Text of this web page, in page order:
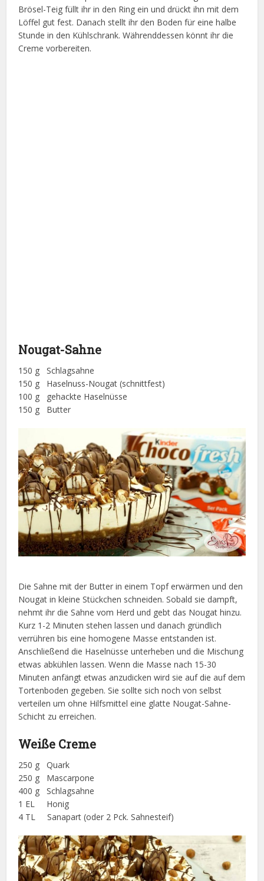
Brösel-Teig füllt ihr in den Ring ein und drückt ihn mit dem
Löffel gut fest. Danach stellt ihr den Boden für eine halbe
Stunde in den Kühlschrank. Währenddessen könnt ihr die
Creme vorbereiten.
Nougat-Sahne
150 g Schlagsahne
150 g Haselnuss-Nougat (schnittfest)
100 g gehackte Haselnüsse
150 g Butter
Die Sahne mit der Butter in einem Topf erwärmen und den
Nougat in kleine Stückchen schneiden. Sobald sie dampft,
nehmt ihr die Sahne vom Herd und gebt das Nougat hinzu.
Kurz 1-2 Minuten stehen lassen und danach gründlich
verrühren bis eine homogene Masse entstanden ist.
Anschließend die Haselnüsse unterheben und die Mischung
etwas abkühlen lassen. Wenn die Masse nach 15-30
Minuten anfängt etwas anzudicken wird sie auf die auf dem
Tortenboden gegeben. Sie sollte sich noch von selbst
verteilen um ohne Hilfsmittel eine glatte Nougat-Sahne-
Schicht zu erreichen.
Weiße Creme
250 g Quark
250 g Mascarpone
400 g Schlagsahne
1 EL Honig
4 TL Sanapart (oder 2 Pck. Sahnesteif)